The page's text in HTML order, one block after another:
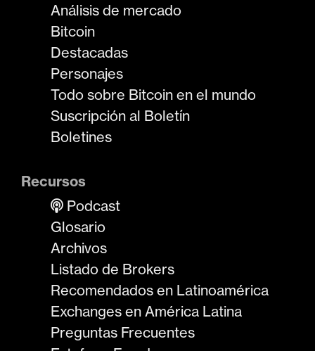
Análisis de mercado
Bitcoin
Destacadas
Personajes
Todo sobre Bitcoin en el mundo
Suscripción al Boletín
Boletines
Recursos
Podcast
Glosario
Archivos
Listado de Brokers
Recomendados en Latinoamérica
Exchanges en América Latina
Preguntas Frecuentes